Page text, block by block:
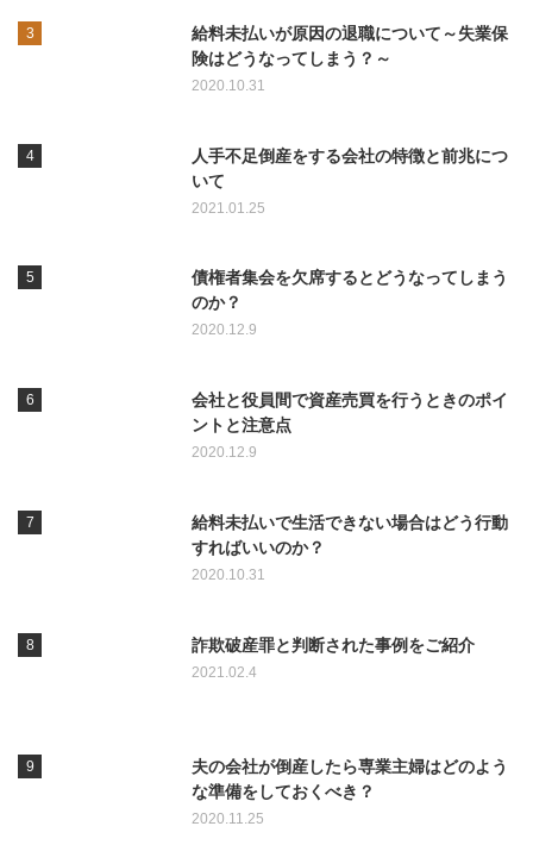
給料未払いが原因の退職について～失業保
険はどうなってしまう？～
2020.10.31
人手不足倒産をする会社の特徴と前兆につ
いて
2021.01.25
債権者集会を欠席するとどうなってしまう
のか？
2020.12.9
会社と役員間で資産売買を行うときのポイ
ントと注意点
2020.12.9
給料未払いで生活できない場合はどう行動
すればいいのか？
2020.10.31
詐欺破産罪と判断された事例をご紹介
2021.02.4
夫の会社が倒産したら専業主婦はどのよう
な準備をしておくべき？
2020.11.25